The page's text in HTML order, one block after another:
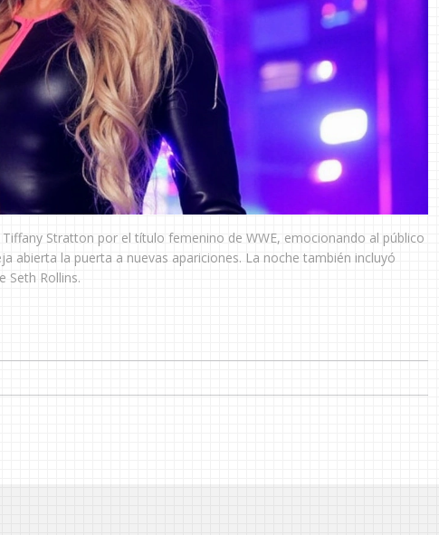
Stratton por el título femenino de WWE, emocionando al público
abierta la puerta a nuevas apariciones. La noche también incluyó
Seth Rollins.